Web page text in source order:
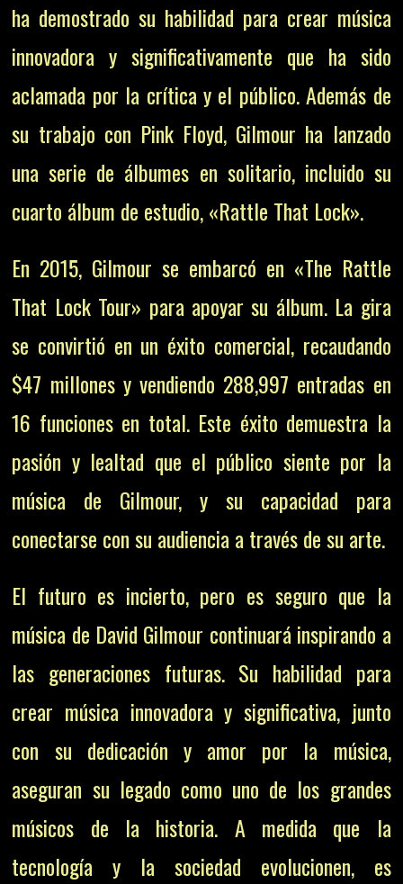
ha demostrado su habilidad para crear música
innovadora y significativamente que ha sido
aclamada por la crítica y el público. Además de
su trabajo con Pink Floyd, Gilmour ha lanzado
una serie de álbumes en solitario, incluido su
cuarto álbum de estudio, «Rattle That Lock».
En 2015, Gilmour se embarcó en «The Rattle
That Lock Tour» para apoyar su álbum. La gira
se convirtió en un éxito comercial, recaudando
$47 millones y vendiendo 288,997 entradas en
16 funciones en total. Este éxito demuestra la
pasión y lealtad que el público siente por la
música de Gilmour, y su capacidad para
conectarse con su audiencia a través de su arte.
El futuro es incierto, pero es seguro que la
música de David Gilmour continuará inspirando a
las generaciones futuras. Su habilidad para
crear música innovadora y significativa, junto
con su dedicación y amor por la música,
aseguran su legado como uno de los grandes
músicos de la historia. A medida que la
tecnología y la sociedad evolucionen, es